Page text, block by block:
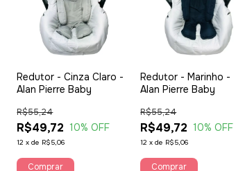
Redutor - Cinza Claro -
Alan Pierre Baby
R$49,72
R$55,24
10% OFF
12 xde R$5,06
Redutor - Marinho -
Alan Pierre Baby
R$49,72
R$55,24
10% OFF
12 xde R$5,06